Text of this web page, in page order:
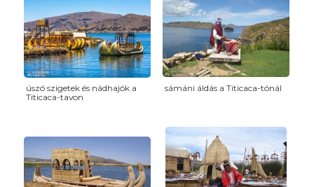
úszó szigetek és nádhajók a
Titicaca-tavon
sámáni áldás a Titicaca-tónál